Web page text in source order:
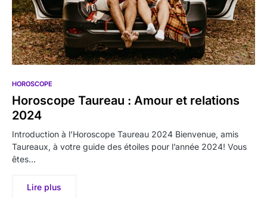
HOROSCOPE
Horoscope Taureau : Amour et relations
2024
Introduction à l’Horoscope Taureau 2024 Bienvenue, amis
Taureaux, à votre guide des étoiles pour l’année 2024! Vous
êtes…
Lire plus